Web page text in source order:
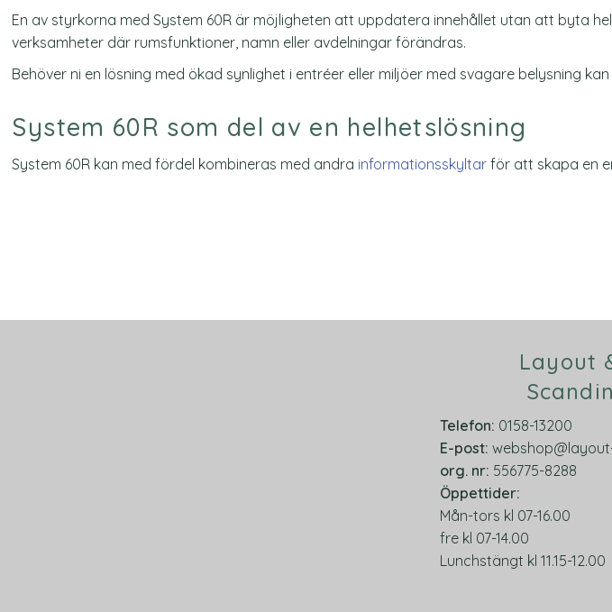
En av styrkorna med System 60R är möjligheten att uppdatera innehållet utan att byta
verksamheter där rumsfunktioner, namn eller avdelningar förändras.
Behöver ni en lösning med ökad synlighet i entréer eller miljöer med svagare belysning
System 60R som del av en helhetslösning
System 60R kan med fördel kombineras med andra informationsskyltarför att skapa en
Layout
Telefon: 0158-13200
E-post:
org. nr: 556775-8288
Öppettider:
Mån-tors kl 07-16.00
fre kl 07-14.00
Lunchstängt kl 11.15-12.00